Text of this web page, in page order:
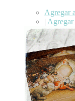
Agregar
| Agregar